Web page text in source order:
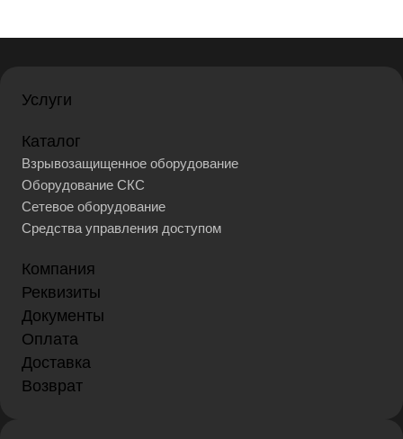
Услуги
Каталог
Взрывозащищенное оборудование
Оборудование СКС
Сетевое оборудование
Средства управления доступом
Компания
Реквизиты
Документы
Оплата
Доставка
Возврат